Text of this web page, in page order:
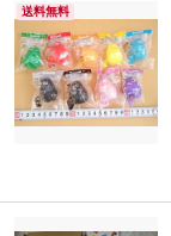
送料無料